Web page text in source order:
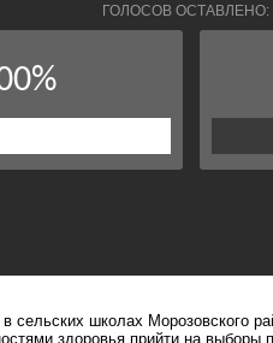
сельских школах Морозовского
здоровья прийти на выборы